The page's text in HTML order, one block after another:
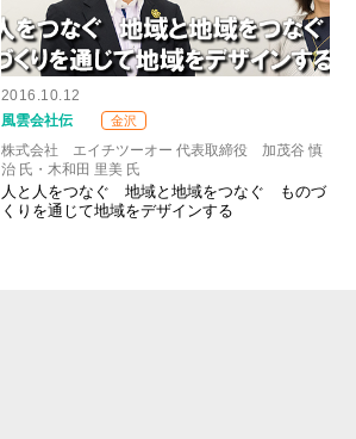
2016.10.12
風雲会社伝
金沢
株式会社 エイチツーオー 代表取締役 加茂谷 慎
治 氏・木和田 里美 氏
人と人をつなぐ 地域と地域をつなぐ ものづ
くりを通じて地域をデザインする